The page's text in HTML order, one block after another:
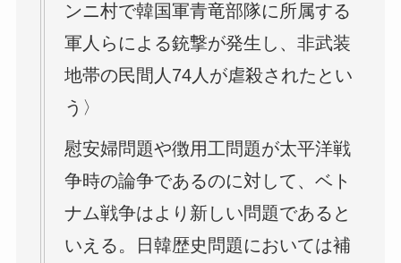
ンニ村で韓国軍青竜部隊に所属する
軍人らによる銃撃が発生し、非武装
地帯の民間人74人が虐殺されたとい
う〉
慰安婦問題や徴用工問題が太平洋戦
争時の論争であるのに対して、ベト
ナム戦争はより新しい問題であると
いえる。日韓歴史問題においては補